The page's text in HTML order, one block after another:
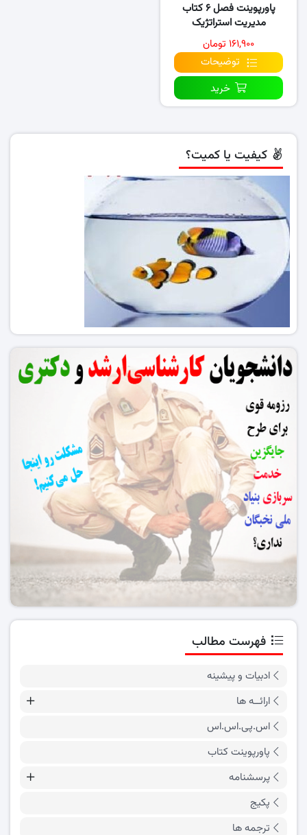
پاورپوینت فصل ۶ کتاب
مدیریت استراتژیک
۱۶۱,۹۰۰ تومان
توضیحات
خرید
کیفیت یا کمیت؟
فهرست مطالب
ادبیات و پیشینه
ارائــه ها
اس.پی.اس.اس
پاورپوینت کتاب
پرسشنامه
پکیج
ترجمه ها